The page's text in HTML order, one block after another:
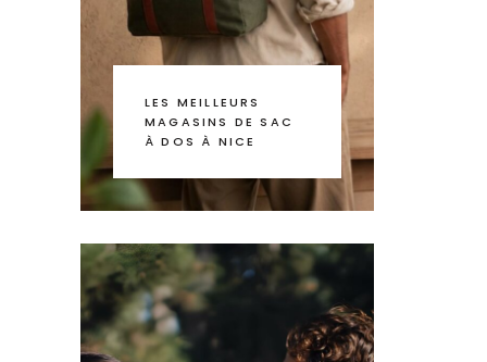
LES MEILLEURS
MAGASINS DE SAC
À DOS À NICE